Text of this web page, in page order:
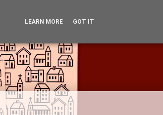
Garīgā dzīve
Aktivitātes
Vēsture
No arhīviem
LEARN MORE GOT IT